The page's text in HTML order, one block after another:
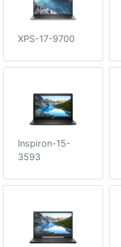
XPS-17-9700
Inspiron-15-
3593